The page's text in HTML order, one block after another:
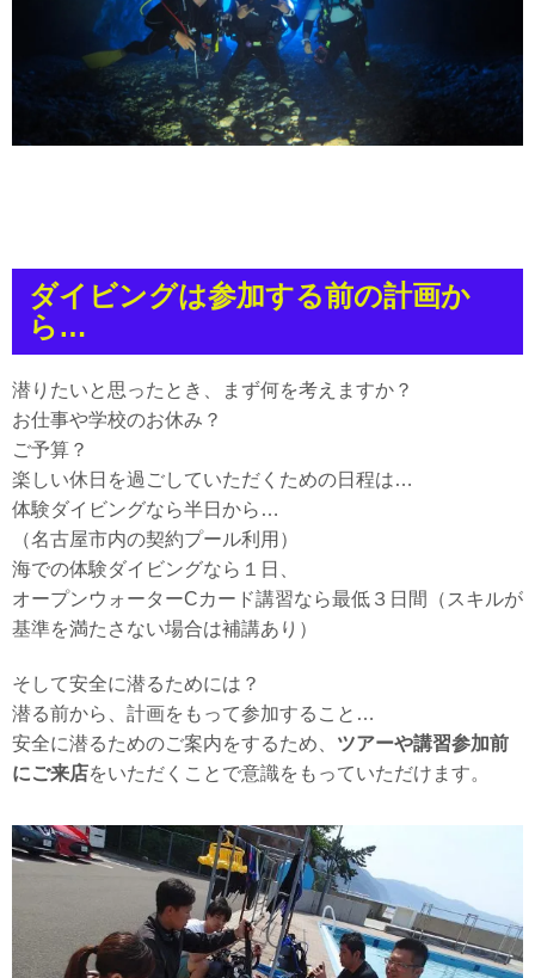
ダイビングは参加する前の計画か
ら…
潜りたいと思ったとき、まず何を考えますか？
お仕事や学校のお休み？
ご予算？
楽しい休日を過ごしていただくための日程は…
体験ダイビングなら半日から…
（名古屋市内の契約プール利用）
海での体験ダイビングなら１日、
オープンウォーターCカード講習なら最低３日間（スキルが
基準を満たさない場合は補講あり）
そして安全に潜るためには？
潜る前から、計画をもって参加すること…
安全に潜るためのご案内をするため、 ツアーや講習参加前
にご来店をいただくことで意識をもっていただけます。